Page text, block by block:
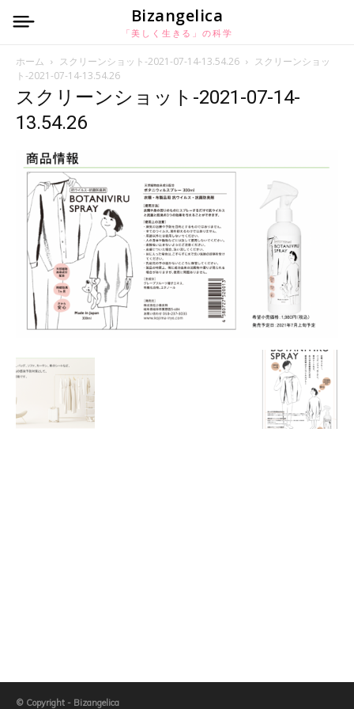
Bizangelica
「美しく生きる」の科学
ホーム スクリーンショット-2021-07-14-13.54.26
スクリーンショッ
ト-2021-07-14-13.54.26
スクリーンショット-2021-07-14-
13.54.26
© Copyright - Bizangelica